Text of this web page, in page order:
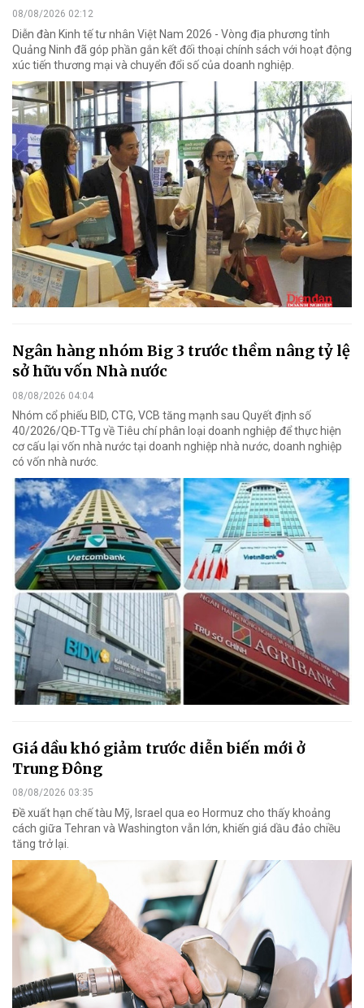
08/08/2026 02:12
Diễn đàn Kinh tế tư nhân Việt Nam 2026 - Vòng địa phương tỉnh
Quảng Ninh đã góp phần gắn kết đối thoại chính sách với hoạt động
xúc tiến thương mại và chuyển đổi số của doanh nghiệp.
Ngân hàng nhóm Big 3 trước thềm nâng tỷ lệ
sở hữu vốn Nhà nước
08/08/2026 04:04
Nhóm cổ phiếu BID, CTG, VCB tăng mạnh sau Quyết định số
40/2026/QĐ-TTg về Tiêu chí phân loại doanh nghiệp để thực hiện
cơ cấu lại vốn nhà nước tại doanh nghiệp nhà nước, doanh nghiệp
có vốn nhà nước.
Giá dầu khó giảm trước diễn biến mới ở
Trung Đông
08/08/2026 03:35
Đề xuất hạn chế tàu Mỹ, Israel qua eo Hormuz cho thấy khoảng
cách giữa Tehran và Washington vẫn lớn, khiến giá dầu đảo chiều
tăng trở lại.